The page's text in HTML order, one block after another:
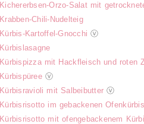
Kichererbsen-Orzo-Salat mit
Krabben-Chili-Nudelteig
Kürbis-Kartoffel-Gnocchi ⓥ
Kürbislasagne
Kürbispizza mit Hackfleisch und roten
Kürbispüree ⓥ
Kürbisravioli mit Salbeibutter ⓥ
Kürbisrisotto im gebackenen Ofenkürbis
Kürbisrisotto mit ofengebackenem